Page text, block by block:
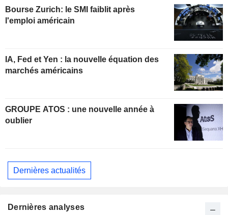
Bourse Zurich: le SMI faiblit après
l'emploi américain
IA, Fed et Yen : la nouvelle équation des
marchés américains
GROUPE ATOS : une nouvelle année à
oublier
Dernières actualités
Dernières analyses